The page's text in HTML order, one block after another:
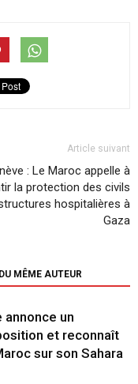
Article suivant
: Le Maroc appelle à
la protection des civils
hospitalières à
Gaza
MÊME AUTEUR
annonce un
et reconnaît
sur son Sahara